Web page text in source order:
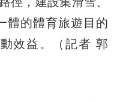
體的體育旅遊目的
效益。（記者 郭